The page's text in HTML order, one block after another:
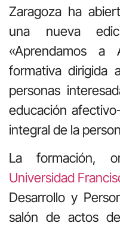
Zaragoza ha
una nueva
«Aprendamos a
formativa dirigida
personas
educación
integral de la
La formación,
Universidad
Desarrollo y
salón de actos